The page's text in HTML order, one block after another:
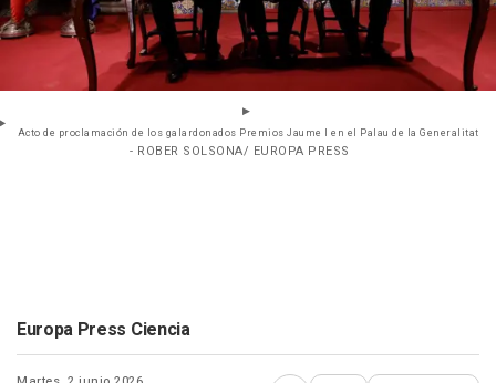
Acto de proclamación de los galardonados Premios Jaume I en el Palau de la Generalitat
- ROBER SOLSONA/ EUROPA PRESS
Europa Press Ciencia